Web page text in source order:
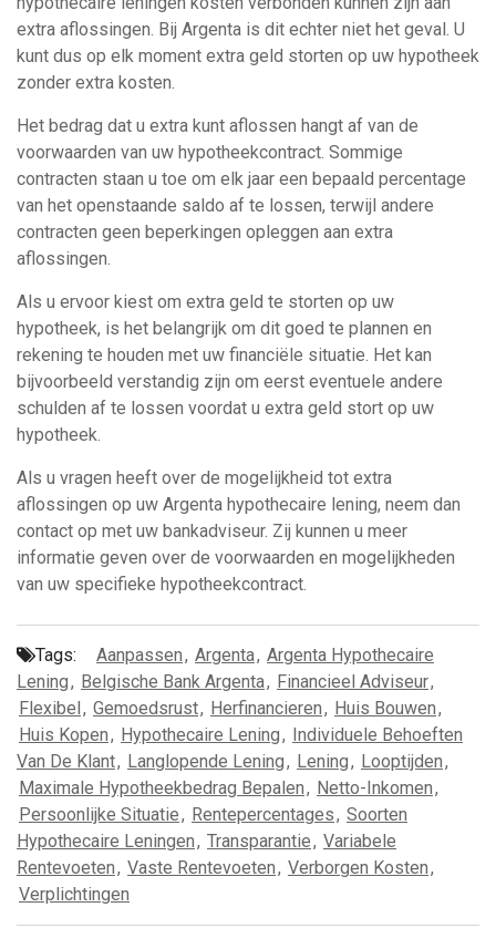
extra aflossingen. Bij Argenta is dit echter niet het geval. U
kunt dus op elk moment extra geld storten op uw hypotheek
zonder extra kosten.
Het bedrag dat u extra kunt aflossen hangt af van de
voorwaarden van uw hypotheekcontract. Sommige
contracten staan ​​u toe om elk jaar een bepaald percentage
van het openstaande saldo af te lossen, terwijl andere
contracten geen beperkingen opleggen aan extra
aflossingen.
Als u ervoor kiest om extra geld te storten op uw
hypotheek, is het belangrijk om dit goed te plannen en
rekening te houden met uw financiële situatie. Het kan
bijvoorbeeld verstandig zijn om eerst eventuele andere
schulden af ​​te lossen voordat u extra geld stort op uw
hypotheek.
Als u vragen heeft over de mogelijkheid tot extra
aflossingen op uw Argenta hypothecaire lening, neem dan
contact op met uw bankadviseur. Zij kunnen u meer
informatie geven over de voorwaarden en mogelijkheden
van uw specifieke hypotheekcontract.
Tags: Aanpassen, Argenta, Argenta Hypothecaire
Lening, Belgische Bank Argenta, Financieel Adviseur,
Flexibel, Gemoedsrust, Herfinancieren, Huis Bouwen,
Huis Kopen, Hypothecaire Lening, Individuele Behoeften
Van De Klant, Langlopende Lening, Lening, Looptijden,
Maximale Hypotheekbedrag Bepalen, Netto-Inkomen,
Persoonlijke Situatie, Rentepercentages, Soorten
Hypothecaire Leningen, Transparantie, Variabele
Rentevoeten, Vaste Rentevoeten, Verborgen Kosten,
Verplichtingen